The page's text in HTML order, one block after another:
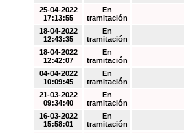
25-04-2022
17:13:55
En
tramitación
18-04-2022
12:43:35
En
tramitación
18-04-2022
12:42:07
En
tramitación
04-04-2022
10:09:45
En
tramitación
21-03-2022
09:34:40
En
tramitación
16-03-2022
15:58:01
En
tramitación